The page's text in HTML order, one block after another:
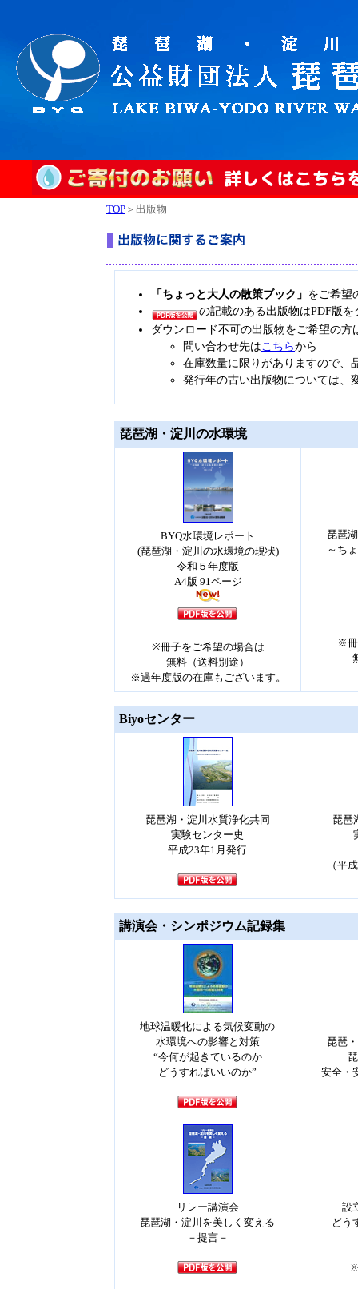
TOP ＞出版物
「ちょっと大人の散策ブック」 をご希望
の記載のある出版物はPDF版
ダウンロード不可の出版物をご希望の
問い合わせ先は こちらから
在庫数量に限りがありますので、
発行年の古い出版物については、
琵琶湖・淀川の水環境
BYQ水環境レポート
(琵琶湖・淀川の水環境の現状)
令和５年度版
A4版 91ページ
※冊子をご希望の場合は
無料（送料別途）
※過年度版の在庫もございます。
琵琶
～ち
※冊
Biyoセンター
琵琶湖・淀川水質浄化共同
実験センター史
平成23年1月発行
琵琶
（平
講演会・シンポジウム記録集
地球温暖化による気候変動の
水環境への影響と対策
“今何が起きているのか
どうすればいいのか”
琵琶
安全・
リレー講演会
琵琶湖・淀川を美しく変える
－提言－
設
どう
※